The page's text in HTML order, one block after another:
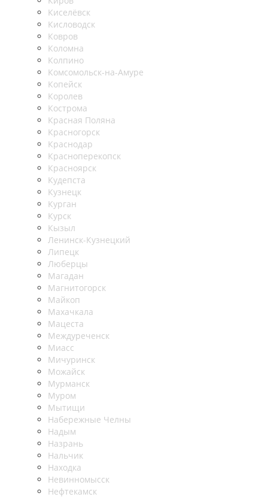
Киселёвск
Кисловодск
Ковров
Коломна
Колпино
Комсомольск-на-Амуре
Копейск
Королев
Кострома
Красная Поляна
Красногорск
Краснодар
Красноперекопск
Красноярск
Кудепста
Кузнецк
Курган
Курск
Кызыл
Ленинск-Кузнецкий
Липецк
Люберцы
Магадан
Магнитогорск
Майкоп
Махачкала
Мацеста
Междуреченск
Миасс
Мичуринск
Можайск
Мурманск
Муром
Мытищи
Набережные Челны
Надым
Назрань
Нальчик
Находка
Невинномысск
Нефтекамск